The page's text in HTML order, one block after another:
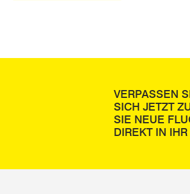
VERPASSEN
SICH JETZT
SIE NEUE
DIREKT IN